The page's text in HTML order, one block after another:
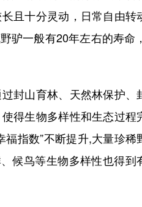
且十分灵动，日常自由转
驴一般有20年左右的寿命
封山育林、天然林保护、
得生物多样性和生态过程
指数”不断提升,大量珍稀
候鸟等生物多样性也得到